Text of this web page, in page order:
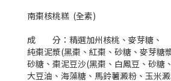
南棗核桃糕 (全素)
成 分：精選加州核桃、麥芽糖、
純棗泥漿(黑棗、紅棗、砂糖、麥芽糖
砂糖、棗泥豆沙(黑棗、白鳳豆、砂糖
大豆油、海藻糖、馬鈴薯澱粉、玉米